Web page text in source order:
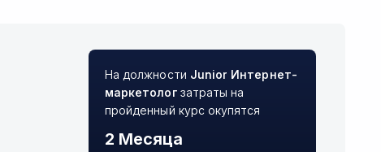
На должности Junior Интернет-
маркетологзатраты на
пройденный курс окупятся
2 Месяца